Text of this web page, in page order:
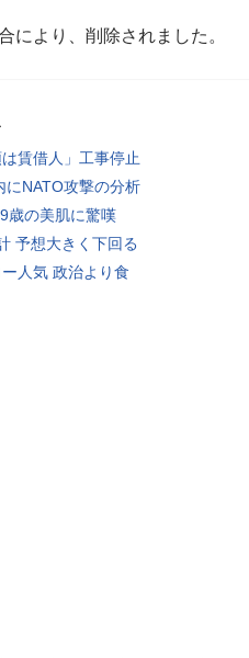
により、削除されました。
賃借人」工事停止
にNATO攻撃の分析
歳の美肌に驚嘆
予想大きく下回る
人気 政治より食